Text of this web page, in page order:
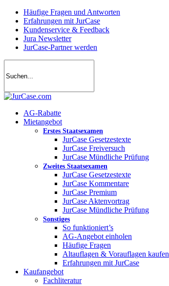
Skip
main
content
Häufige Fragen und Antworten
Erfahrungen mit JurCase
Kundenservice & Feedback
Jura Newsletter
JurCase-Partner werden
search
account
Menu
AG-Rabatte
Mietangebot
Erstes Staatsexamen
JurCase Gesetzestexte
JurCase Freiversuch
JurCase Mündliche Prüfung
Zweites Staatsexamen
JurCase Gesetzestexte
JurCase Kommentare
JurCase Premium
JurCase Aktenvortrag
JurCase Mündliche Prüfung
Sonstiges
So funktioniert’s
AG-Angebot einholen
Häufige Fragen
Altauflagen & Vorauflagen kaufen
Erfahrungen mit JurCase
Kaufangebot
Fachliteratur